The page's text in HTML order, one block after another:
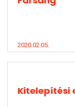
2020.02.05.
Kitelepítési